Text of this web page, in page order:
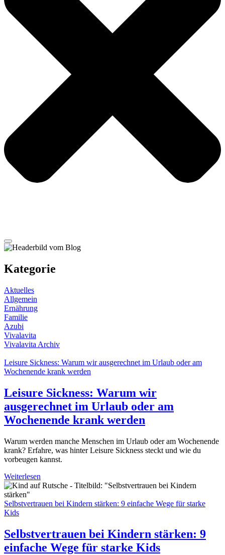
Kategorie
Aktuelles
Allgemein
Ernährung
Familie
Azubi
Vivalavita
Vivalavita Archiv
Leisure Sickness: Warum wir ausgerechnet im Urlaub oder am
Wochenende krank werden
Leisure Sickness: Warum wir
ausgerechnet im Urlaub oder am
Wochenende krank werden
Warum werden manche Menschen im Urlaub oder am Wochenende
krank? Erfahre, was hinter Leisure Sickness steckt und wie du
vorbeugen kannst.
Weiterlesen
Selbstvertrauen bei Kindern stärken: 9 einfache Wege für starke
Kids
Selbstvertrauen bei Kindern stärken: 9
einfache Wege für starke Kids